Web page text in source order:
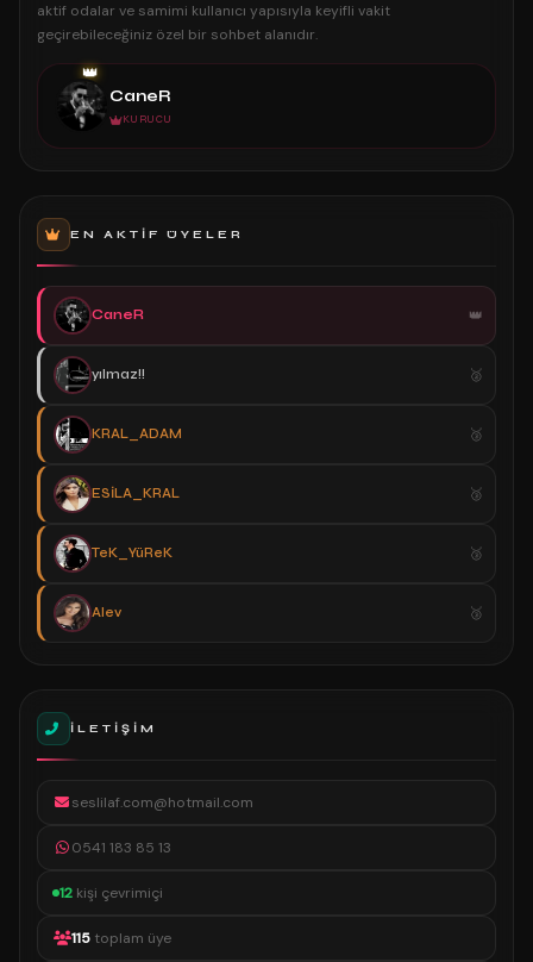
aktif odalar ve samimi kullanıcı yapısıyla keyifli vakit
geçirebileceğiniz özel bir sohbet alanıdır.
👑
CaneR
KURUCU
EN AKTIF ÜYELER
CaneR
yılmaz!!
KRAL_ADAM
ESİLA_KRAL
TeK_YüReK
Alev
İLETIŞIM
seslilaf.com@hotmail.com
0541 183 85 13
12 kişi çevrimiçi
115 toplam üye